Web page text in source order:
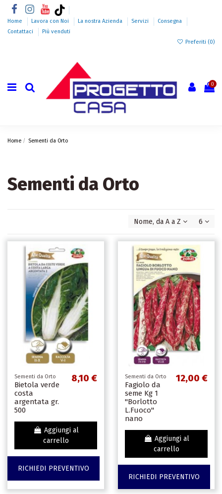
Home Lavora con Noi La nostra Azienda Servizi
Consegna
Contattaci
Più venduti
Preferiti (0)
0
Home Sementi da Orto
Sementi da Orto
Nome, da A a Z 6
Sementi da Orto
Bietola verde
costa
argentata gr.
500
8,10 €
Aggiungi al
carrello
RICHIEDI PREVENTIVO
Sementi da Orto
Fagiolo da
seme Kg 1
''Borlotto
L.Fuoco''
nano
12,00 €
Aggiungi al
carrello
RICHIEDI PREVENTIVO